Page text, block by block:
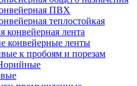
ПВХ
теплостойкая
конвейерная лента
конвейерные ленты
к пробоям и порезам